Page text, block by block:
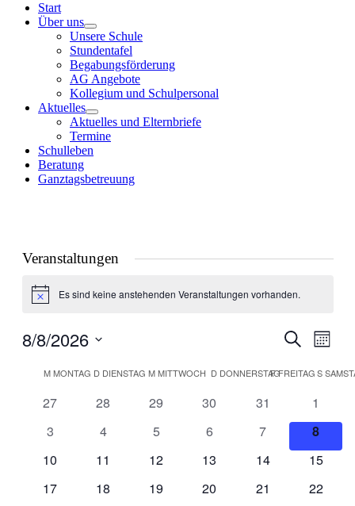
Start
Über uns
Unsere Schule
Stundentafel
Begabungsförderung
AG Angebote
Kollegium und Schulpersonal
Aktuelles
Aktuelles und Elternbriefe
Termine
Schulleben
Beratung
Ganztagsbetreuung
Veranstaltungen
HinweisEs sind keine anstehenden Veranstaltungen vorhanden.
und
Suche
Monat
8/8/2026
wählen.
Kalender
von
MMONTAG D DIENSTAG MMITTWOCH D DONNERSTAG
FFREITAGS
0
27
0
28
0
29
0
Veranstaltungen
30
0
Veranstaltungen
31
0
1
0
3
0
4
0
5
0
Veranstaltungen
6
0
Veranstaltungen
7
0
8
0
10
0
11
0
12
0
13
0
14
0
15
0
17
0
18
0
19
0
20
0
21
0
22